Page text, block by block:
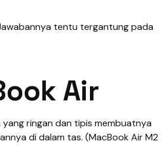
tentu tergantung pada
Air
yang ringan dan tipis membuatnya
di dalam tas. (MacBook Air M2